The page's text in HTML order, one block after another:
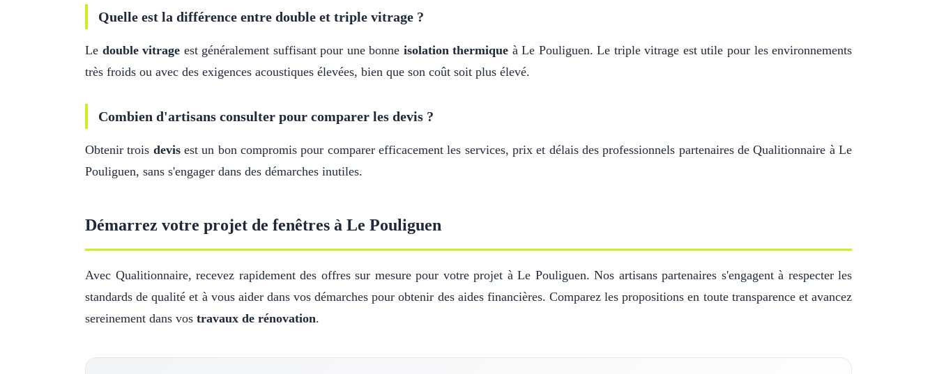
Quelle est la différence entre double et triple vitrage ?
Le double vitrage est généralement suffisant pour une bonne isolation thermique à Le Pouliguen. Le triple vitrage est utile pour les environnements
très froids ou avec des exigences acoustiques élevées, bien que son coût soit plus élevé.
Combien d'artisans consulter pour comparer les devis ?
Obtenir trois devisest un bon compromis pour comparer efficacement les services, prix et délais des professionnels partenaires de Qualitionnaire à Le
Pouliguen, sans s'engager dans des démarches inutiles.
Démarrez votre projet de fenêtres à Le Pouliguen
Avec Qualitionnaire, recevez rapidement des offres sur mesure pour votre projet à Le Pouliguen. Nos artisans partenaires s'engagent à respecter les
standards de qualité et à vous aider dans vos démarches pour obtenir des aides financières. Comparez les propositions en toute transparence et avancez
sereinement dans vos travaux de rénovation.